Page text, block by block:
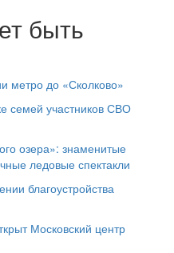
быть
метро до «Сколково»
семей участников СВО
озера»: знаменитые
ледовые спектакли
благоустройства
Московский центр